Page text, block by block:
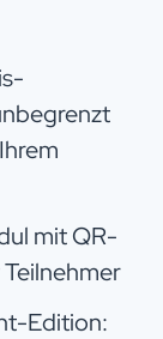
mit QR-
Edition: